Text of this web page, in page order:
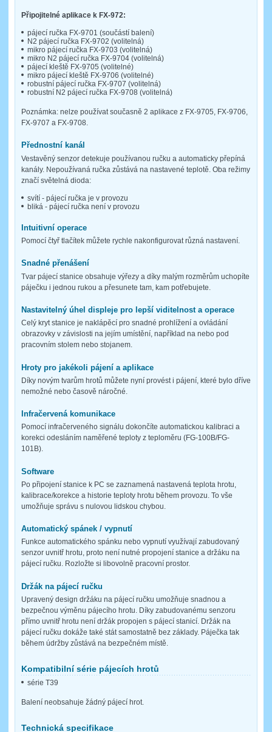
Připojitelné aplikace k FX-972:
pájecí ručka FX-9701 (součástí balení)
N2 pájecí ručka FX-9702 (volitelná)
mikro pájecí ručka FX-9703 (volitelná)
mikro N2 pájecí ručka FX-9704 (volitelná)
pájecí kleště FX-9705 (volitelné)
mikro pájecí kleště FX-9706 (volitelné)
robustní pájecí ručka FX-9707 (volitelná)
robustní N2 pájecí ručka FX-9708 (volitelná)
Poznámka: nelze používat současně 2 aplikace z FX-9705, FX-9706,
FX-9707 a FX-9708.
Přednostní kanál
Vestavěný senzor detekuje používanou ručku a automaticky přepíná
kanály. Nepoužívaná ručka zůstává na nastavené teplotě. Oba režimy
značí světelná dioda:
svítí - pájecí ručka je v provozu
bliká - pájecí ručka není v provozu
Intuitivní operace
Pomocí čtyř tlačítek můžete rychle nakonfigurovat různá nastavení.
Snadné přenášení
Tvar pájecí stanice obsahuje výřezy a díky malým rozměrům uchopíte
páječku i jednou rukou a přesunete tam, kam potřebujete.
Nastavitelný úhel displeje pro lepší viditelnost a operace
Celý kryt stanice je naklápěcí pro snadné prohlížení a ovládání
obrazovky v závislosti na jejím umístění, například na nebo pod
pracovním stolem nebo stojanem.
Hroty pro jakékoli pájení a aplikace
Díky novým tvarům hrotů můžete nyní provést i pájení, které bylo dříve
nemožné nebo časově náročné.
Infračervená komunikace
Pomocí infračerveného signálu dokončíte automatickou kalibraci a
korekci odesláním naměřené teploty z teploměru (FG-100B/FG-
101B).
Software
Po připojení stanice k PC se zaznamená nastavená teplota hrotu,
kalibrace/korekce a historie teploty hrotu během provozu. To vše
umožňuje správu s nulovou lidskou chybou.
Automatický spánek / vypnutí
Funkce automatického spánku nebo vypnutí využívají zabudovaný
senzor uvnitř hrotu, proto není nutné propojení stanice a držáku na
pájecí ručku. Rozložte si libovolně pracovní prostor.
Držák na pájecí ručku
Upravený design držáku na pájecí ručku umožňuje snadnou a
bezpečnou výměnu pájecího hrotu. Díky zabudovanému senzoru
přímo uvnitř hrotu není držák propojen s pájecí stanicí. Držák na
pájecí ručku dokáže také stát samostatně bez základy. Páječka tak
během údržby zůstává na bezpečném místě.
Kompatibilní série pájecích hrotů
série T39
Balení neobsahuje žádný pájecí hrot.
Technická specifikace